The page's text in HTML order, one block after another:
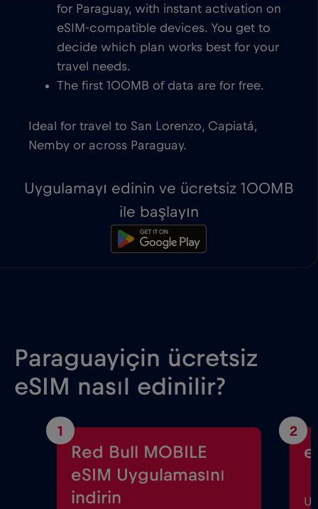
for Paraguay, with instant activation on
eSIM-compatible devices. You get to
decide which plan works best for your
travel needs.
The first 100MB of data are for free.
Ideal for travel to San Lorenzo, Capiatá,
Nemby or across Paraguay.
Uygulamayı edinin ve ücretsiz 100MB
ile başlayın
Paraguayiçin ücretsiz
eSIM nasıl edinilir?
1
Red Bull MOBILE
eSIM Uygulamasını
indirin
2